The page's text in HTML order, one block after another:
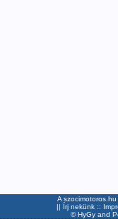
A
|| Írj nekünk ::
©HyGyand